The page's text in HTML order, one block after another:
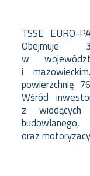
TSSE EURO-
Obejmuje
w
i
powierzchnię
Wśród
z wiodących
oraz